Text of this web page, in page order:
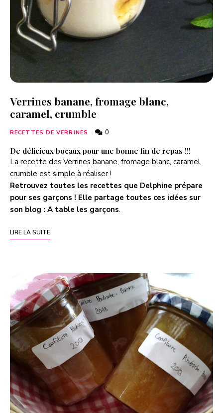
Verrines banane, fromage blanc,
caramel, crumble
RECETTES DE VERRINES 0
De délicieux bocaux pour une bonne fin de repas !!!
La recette des Verrines banane, fromage blanc, caramel,
crumble est simple à réaliser !
Retrouvez toutes les recettes que Delphine prépare
pour ses garçons ! Elle partage toutes ces idées sur
son blog : A table les garçons.
LIRE LA SUITE